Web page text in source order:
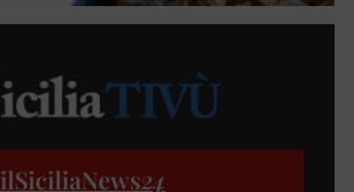
ilSiciliaNews24